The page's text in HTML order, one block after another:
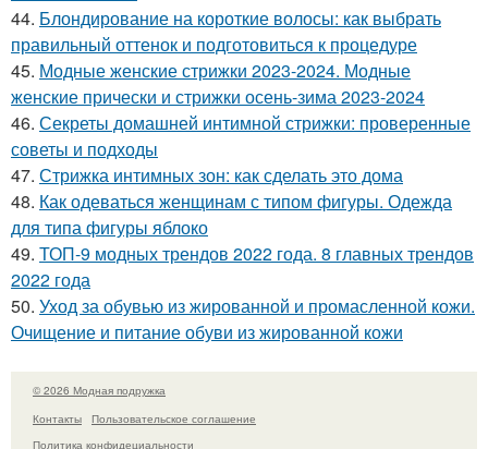
44. Блондирование на короткие волосы: как выбрать
правильный оттенок и подготовиться к процедуре
45. Модные женские стрижки 2023-2024. Модные
женские прически и стрижки осень-зима 2023-2024
46. Секреты домашней интимной стрижки: проверенные
советы и подходы
47. Стрижка интимных зон: как сделать это дома
48. Как одеваться женщинам с типом фигуры. Одежда
для типа фигуры яблоко
49. ТОП-9 модных трендов 2022 года. 8 главных трендов
2022 года
50. Уход за обувью из жированной и промасленной кожи.
Очищение и питание обуви из жированной кожи
© 2026 Модная подружка
Контакты
Пользовательское соглашение
Политика конфидециальности